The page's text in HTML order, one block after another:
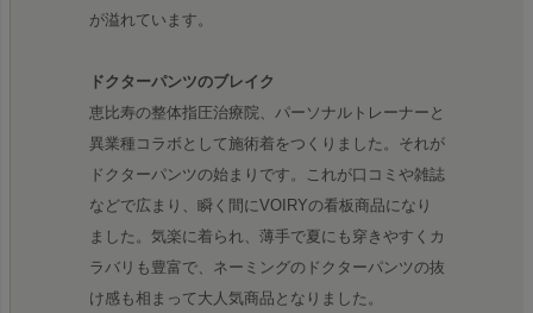
が溢れています。
ドクターパンツのブレイク
恵比寿の整体指圧治療院、パーソナルトレーナーと
異業種コラボとして施術着をつくりました。それが
ドクターパンツの始まりです。これが口コミや雑誌
などで広まり、瞬く間にVOIRYの看板商品になり
ました。気楽に着られ、薄手で夏にも穿きやすくカ
ラバリも豊富で、ネーミングのドクターパンツの抜
け感も相まって大人気商品となりました。